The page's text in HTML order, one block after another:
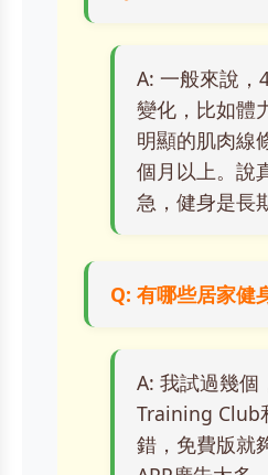
A: 一般來說，
變化，比如體
明顯的肌肉線
個月以上。說
急，健身是長
Q: 有哪些居家健
A: 我試過幾個
Training Club
錯，免費版就